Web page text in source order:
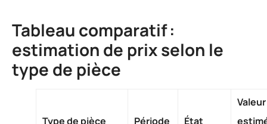
Tableau comparatif :
estimation de prix selon le
type de pièce
Type de pièce Période État
Valeur